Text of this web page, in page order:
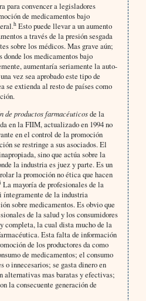
para convencer a legisladores
de medicamentos bajo
hEsto puede llevar a un aumento
a través de la presión sesgada
sobre los médicos. Mas grave aún;
los medicamentos bajo
aumentaría seriamente la auto-
vez sea aprobado este tipo de
se extienda al resto de países como
de productos farmacéuticosde la
en laFIIM, actualizado en 1994 no
en el control de la promoción
se restringe a sus asociados. El
sino que actúa sobre la
la industria es juez y parte. Es un
la promoción no ética que hacen
i La mayoría de profesionales de la
íntegramente de la industria
sobre medicamentos. Es obvio que
de la salud y los consumidores
completa, la cual dista mucho de la
Esta falta de información
de los productores da como
de medicamentos; el consumo
o innecesarios; se gasta dinero en
alternativas mas baratas y efectivas;
la consecuente generación de